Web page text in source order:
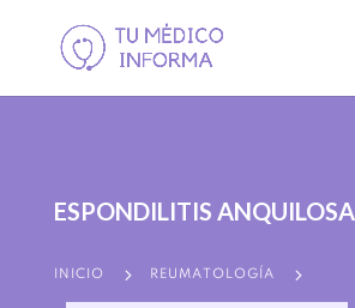
ESPONDILITIS
INICIO 5 REUMATOLOGÍA 5